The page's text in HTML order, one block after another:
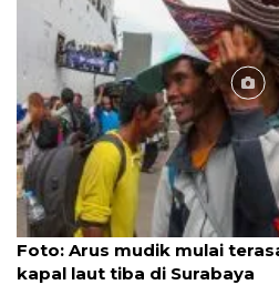
Foto
Foto: Arus mudik mulai
kapal laut tiba di Surabaya